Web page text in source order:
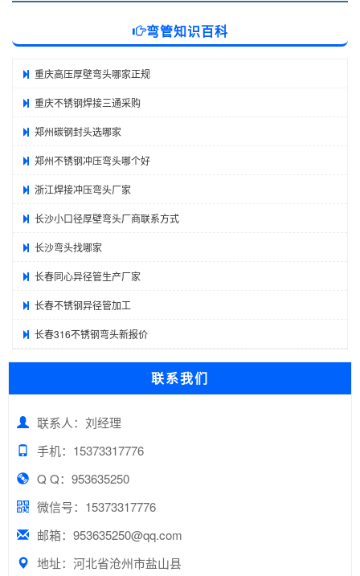
弯管知识百科
重庆高压厚壁弯头哪家正规
重庆不锈钢焊接三通采购
郑州碳钢封头选哪家
郑州不锈钢冲压弯头哪个好
浙江焊接冲压弯头厂家
长沙小口径厚壁弯头厂商联系方式
长沙弯头找哪家
长春同心异径管生产厂家
长春不锈钢异径管加工
长春316不锈钢弯头新报价
联系我们
联系人：刘经理
手机：15373317776
Q Q：953635250
微信号：15373317776
邮箱：953635250@qq.com
地址：河北省沧州市盐山县